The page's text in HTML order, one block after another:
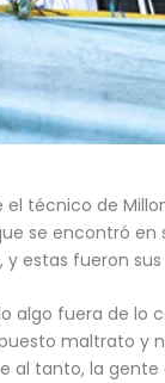
técnico de
se encontró en
estas fueron
fuera de lo
maltrato y
tanto, la